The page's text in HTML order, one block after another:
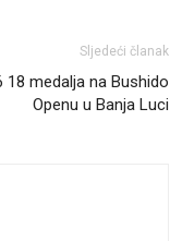
Sljedeći članak
18 medalja na Bushido
Openu u Banja Luci